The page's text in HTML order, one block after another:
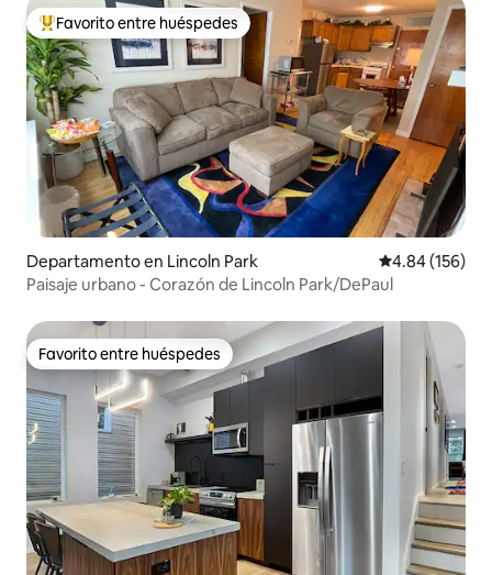
De los mejores en Favorito entre huéspedes
Favorito entre huéspedes
Departamento en Lincoln Park Calificación
4.84 (156)
Paisaje urbano - Corazón de Lincoln Park/DePaul
Favorito entre huéspedes
Favorito entre huéspedes